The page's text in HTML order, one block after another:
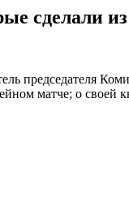
сделали из
председателя
матче; о своей